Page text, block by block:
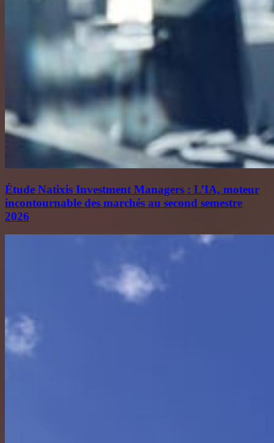
Étude Natixis Investment Managers : L’IA, moteur
incontournable des marchés au second semestre
2026